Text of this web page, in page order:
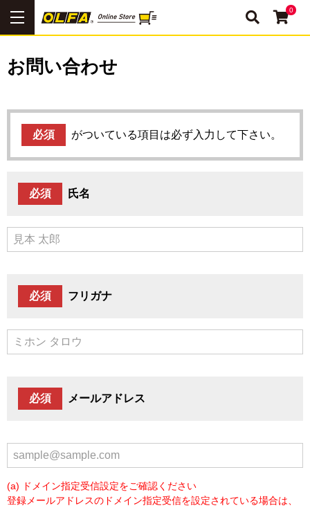
0
お問い合わせ
必須 がついている項目は必ず入力して下さい。
必須 氏名
必須 フリガナ
必須 メールアドレス
(a) ドメイン指定受信設定をご確認ください
登録メールアドレスのドメイン指定受信を設定されている場合は、